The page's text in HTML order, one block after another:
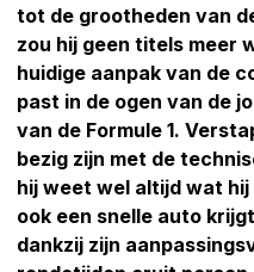
tot de grootheden van
zou hij geen titels meer
huidige aanpak van de
past in de ogen van de
van de Formule 1.
bezig zijn met de
hij weet wel altijd wat
ook een snelle auto
dankzij zijn